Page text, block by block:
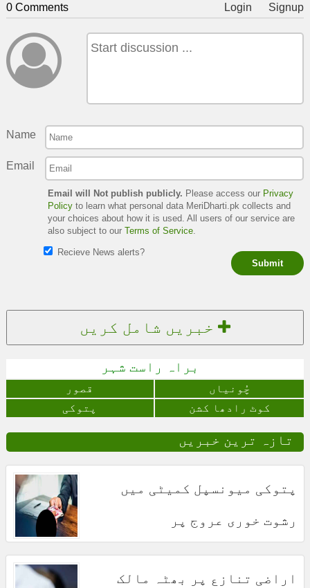
0 Comments Login Signup
Name
Email
Email will Not publish publicly. Please access our Privacy
Policyto learn what personal data MeriDharti.pk collects and
your choices about how it is used. All users of our service are
also subject to our Terms of Service.
Recieve News alerts?
Submit
خبریں شامل کریں
براہ راست شہر
چُونياں
قصور
کوٹ رادھا کشن
پتوکی
تازہ ترین خبریں
پتوکی میونسپل کمیٹی میں
رشوت خوری عروج پر
اراضی تنازع پر بھٹہ مالک